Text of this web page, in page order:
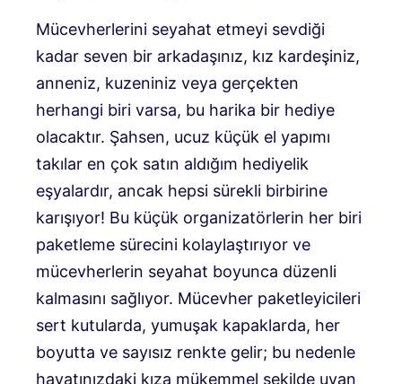
Mücevherlerini seyahat etmeyi sevdiği
kadar seven bir arkadaşınız, kız kardeşiniz,
anneniz, kuzeniniz veya gerçekten
herhangi biri varsa, bu harika bir hediye
olacaktır. Şahsen, ucuz küçük el yapımı
takılar en çok satın aldığım hediyelik
eşyalardır, ancak hepsi sürekli birbirine
karışıyor! Bu küçük organizatörlerin her biri
paketleme sürecini kolaylaştırıyor ve
mücevherlerin seyahat boyunca düzenli
kalmasını sağlıyor. Mücevher paketleyicileri
sert kutularda, yumuşak kapaklarda, her
boyutta ve sayısız renkte gelir; bu nedenle
hayatınızdaki kıza mükemmel şekilde uyan